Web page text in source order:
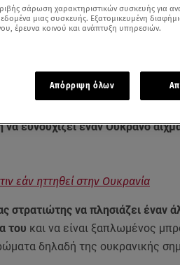
του Ντονέτσκ από ρωσικούς πυραύλους
Ουκρανία
στα φιλορωσικά κανάλια στην
να ευνουχίζει έναν Ουκρανό
εάν ηττηθεί στην Ουκρανία
στρατιώτης να πλησιάζει έναν
του και να είναι ξαπλωμένος
δηλαδή της ουκρανικής
σάρωση χαρακτηριστικών συσκευής για
μιας συσκευής. Εξατομικευμένη
έρευνα κοινού και ανάπτυξη υπηρεσιών.
Απόρριψη όλων